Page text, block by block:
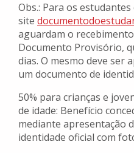
Obs.: Para os
site
aguardam o
Documento Provisório,
dias. O mesmo deve ser
um documento de
50% para crianças e
de idade: Benefício
mediante apresentação
identidade oficial com